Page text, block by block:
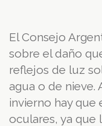
El Consejo
sobre el daño
reflejos de luz
agua o de nieve.
invierno hay que
oculares, ya que